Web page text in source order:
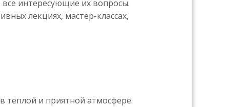
интересующие их вопросы.
лекциях, мастер-классах,
теплой и приятной атмосфере.